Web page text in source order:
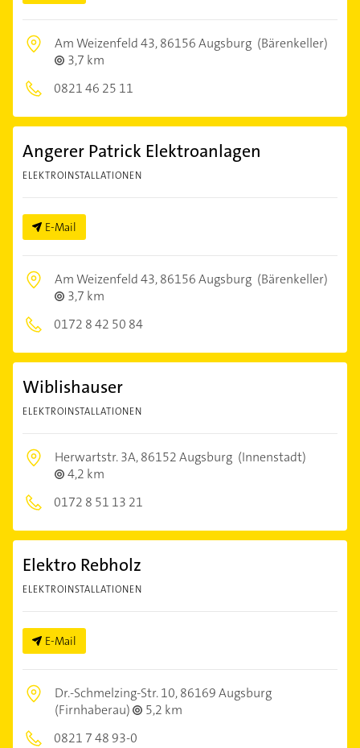
Am Weizenfeld 43,86156 Augsburg (Bärenkeller)
3,7 km
0821 46 25 11
Angerer Patrick Elektroanlagen
ELEKTROINSTALLATIONEN
E-Mail
Am Weizenfeld 43,86156 Augsburg (Bärenkeller)
3,7 km
0172 8 42 50 84
Wiblishauser
ELEKTROINSTALLATIONEN
Herwartstr. 3A,86152 Augsburg (Innenstadt)
4,2 km
0172 8 51 13 21
Elektro Rebholz
ELEKTROINSTALLATIONEN
E-Mail
Dr.-Schmelzing-Str. 10,86169 Augsburg
(Firnhaberau)
5,2 km
0821 7 48 93-0